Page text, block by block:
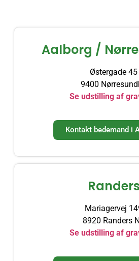
Aalborg /
Østergade 45
9400
Se udstilling af
Kontakt bedemand i
Randers
Mariagervej
8920 Randers
Se udstilling af